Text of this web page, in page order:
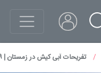
تفریحات آبی کیش در زمستان | ۹ هیجان بی پایان روی آب